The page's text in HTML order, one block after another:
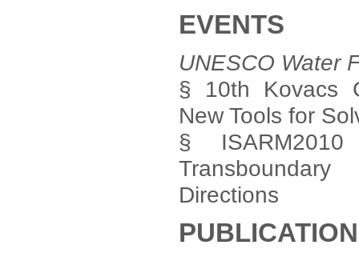
EVENTS
UNESCO Water
§ 10th Kovacs
New Tools for
§
Directions